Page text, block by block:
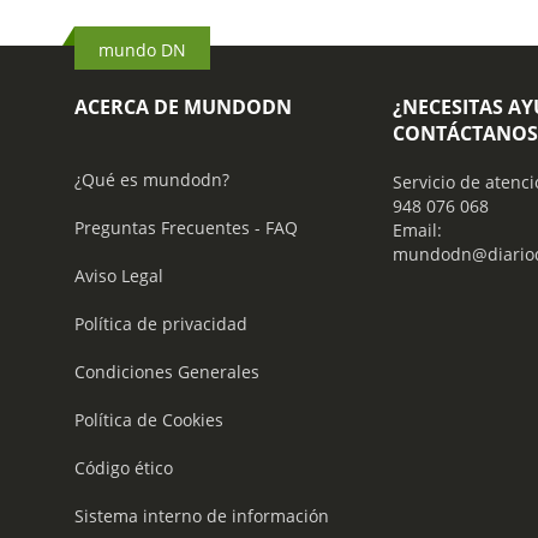
mundo DN
ACERCA DE MUNDODN
¿Qué es mundodn?
Preguntas Frecuentes - FAQ
Aviso Legal
Política de privacidad
Condiciones Generales
Política de Cookies
Código ético
Sistema interno de información
¿NECESITAS
CONTÁCTANOS
Servicio de
948 076 068
Email: